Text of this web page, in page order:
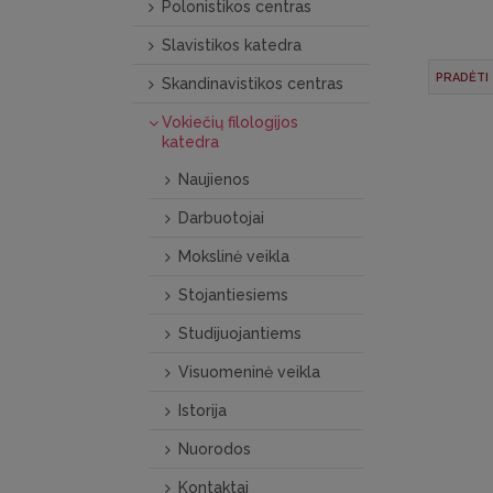
PRADĖTI
Polonistikos centras
Slavistikos katedra
Skandinavistikos centras
Vokiečių filologijos
katedra
Naujienos
Darbuotojai
Mokslinė veikla
Stojantiesiems
Studijuojantiems
Visuomeninė veikla
Istorija
Nuorodos
Kontaktai